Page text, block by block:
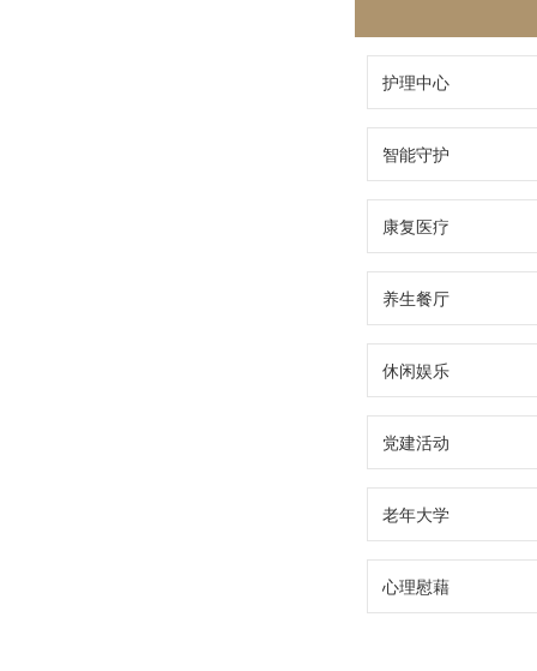
护理中心
智能守护
康复医疗
养生餐厅
休闲娱乐
党建活动
老年大学
心理慰藉